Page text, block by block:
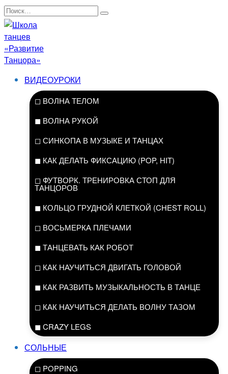
Перейти
к
содержанию
Search
for:
ВИДЕОУРОКИ
◻ ВОЛНА ТЕЛОМ
◼ ВОЛНА РУКОЙ
◻ СИНКОПА В МУЗЫКЕ И ТАНЦАХ
◼ КАК ДЕЛАТЬ ФИКСАЦИЮ (POP, HIT)
◻ ФУТВОРК. ТРЕНИРОВКА СТОП ДЛЯ
ТАНЦОРОВ
◼ КОЛЬЦО ГРУДНОЙ КЛЕТКОЙ (CHEST ROLL)
◻ ВОСЬМЕРКА ПЛЕЧАМИ
◼ ТАНЦЕВАТЬ КАК РОБОТ
◻ КАК НАУЧИТЬСЯ ДВИГАТЬ ГОЛОВОЙ
◼ КАК РАЗВИТЬ МУЗЫКАЛЬНОСТЬ В ТАНЦЕ
◻ КАК НАУЧИТЬСЯ ДЕЛАТЬ ВОЛНУ ТАЗОМ
◼ CRAZY LEGS
СОЛЬНЫЕ
◻ POPPING